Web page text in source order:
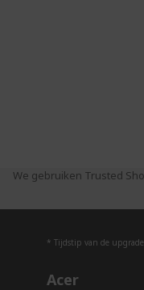
We gebruiken Trusted
* Tijdstip van de
Acer